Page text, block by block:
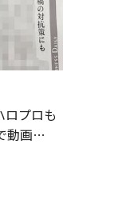
ロプロも
動画作